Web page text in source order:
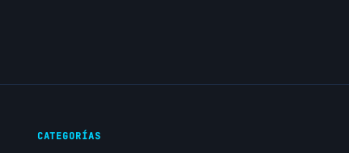
CATEGORÍAS